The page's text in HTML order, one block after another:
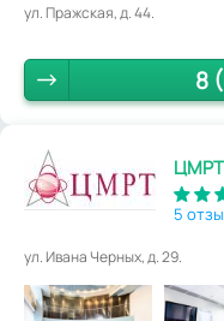
ул. Пражская, д. 44.
8
5
ул. Ивана Черных, д. 29.